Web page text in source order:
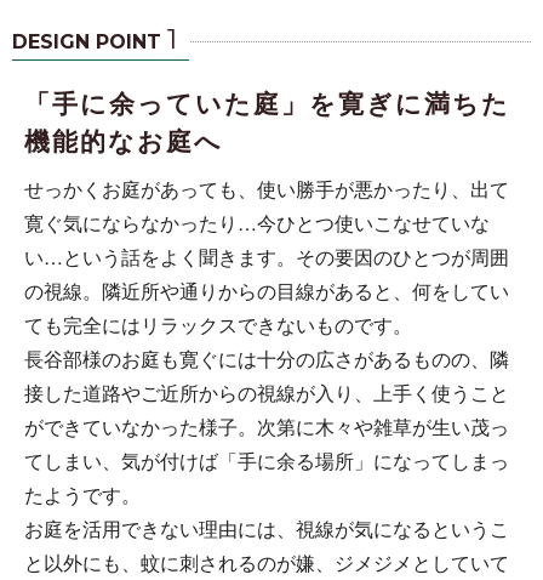
DESIGN POINT 1
「手に余っていた庭」を寛ぎに満ちた
機能的なお庭へ
せっかくお庭があっても、使い勝手が悪かったり、出て
寛ぐ気にならなかったり…今ひとつ使いこなせていな
い…という話をよく聞きます。その要因のひとつが周囲
の視線。隣近所や通りからの目線があると、何をしてい
ても完全にはリラックスできないものです。
長谷部様のお庭も寛ぐには十分の広さがあるものの、隣
接した道路やご近所からの視線が入り、上手く使うこと
ができていなかった様子。次第に木々や雑草が生い茂っ
てしまい、気が付けば「手に余る場所」になってしまっ
たようです。
お庭を活用できない理由には、視線が気になるというこ
と以外にも、蚊に刺されるのが嫌、ジメジメとしていて